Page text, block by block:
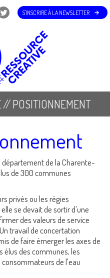
S'INSCRIRE À LA NEWSLETTER
// POSITIONNEMENT
département de la Charente-
de 300 communes
privés ou les régies
se devait de sortir d'une
des valeurs de service
travail de concertation
de faire émerger les axes de
des communes, les
de l'eau